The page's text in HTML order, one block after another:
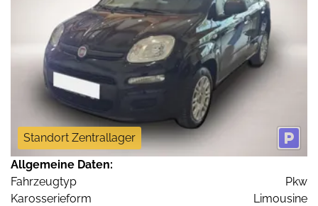
Standort Zentrallager
Allgemeine Daten:
Fahrzeugtyp
Pkw
Karosserieform
Limousine